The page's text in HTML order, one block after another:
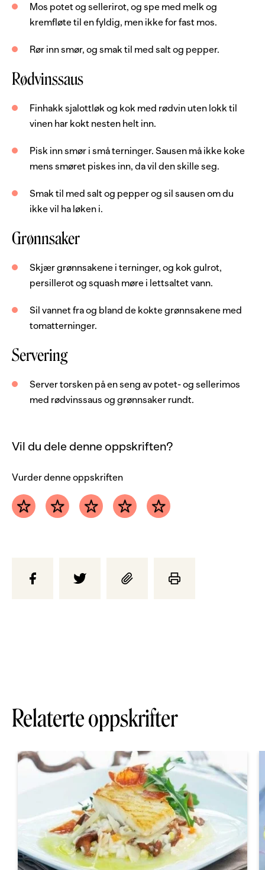
Grønnsaker
1 stk
gulrot
stk
squash, gul
2 stk
tomat
Mos potet og sellerirot, og spe med melk og
kremfløte til en fyldig, men ikke for fast mos.
Rør inn smør, og smak til med salt og pepper.
Rødvinssaus
Finhakk sjalottløk og kok med rødvin uten lokk til
vinen har kokt nesten helt inn.
Pisk inn smør i små terninger. Sausen må ikke koke
mens smøret piskes inn, da vil den skille seg.
Smak til med salt og pepper og sil sausen om du
ikke vil ha løken i.
Grønnsaker
Skjær grønnsakene i terninger, og kok gulrot,
persillerot og squash møre i lettsaltet vann.
Sil vannet fra og bland de kokte grønnsakene med
tomatterninger.
Servering
Server torsken på en seng av potet- og sellerimos
med rødvinssaus og grønnsaker rundt.
Vil du dele denne oppskriften?
Vurder denne oppskriften
Relaterte oppskrifter